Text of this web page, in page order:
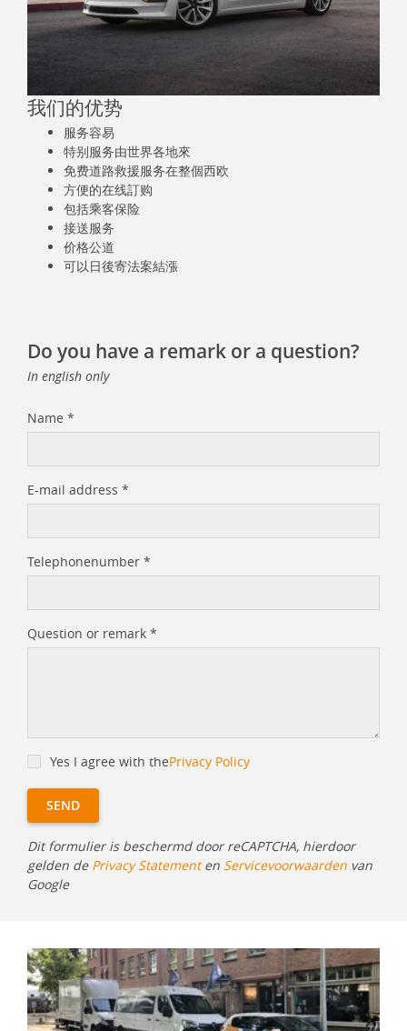
我们的优势
服务容易
特别服务由世界各地來
免费道路救援服务在整個西欧
方便的在线訂购
包括乘客保险
接送服务
价格公道
可以日後寄法案結漲
Do you have a remark or a question?
In english only
Name *
E-mail address *
Telephonenumber *
Question or remark *
Yes I agree with thePrivacy Policy
SEND
Dit formulier is beschermd door reCAPTCHA, hierdoor
gelden de Privacy Statementen Servicevoorwaarden van
Google